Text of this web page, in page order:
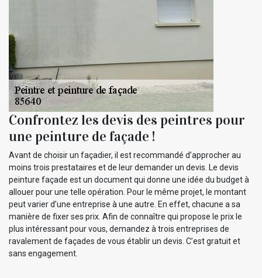
Confrontez les devis des peintres pour
une peinture de façade !
Avant de choisir un façadier, il est recommandé d’approcher au
moins trois prestataires et de leur demander un devis. Le devis
peinture façade est un document qui donne une idée du budget à
allouer pour une telle opération. Pour le même projet, le montant
peut varier d’une entreprise à une autre. En effet, chacune a sa
manière de fixer ses prix. Afin de connaître qui propose le prix le
plus intéressant pour vous, demandez à trois entreprises de
ravalement de façades de vous établir un devis. C’est gratuit et
sans engagement.